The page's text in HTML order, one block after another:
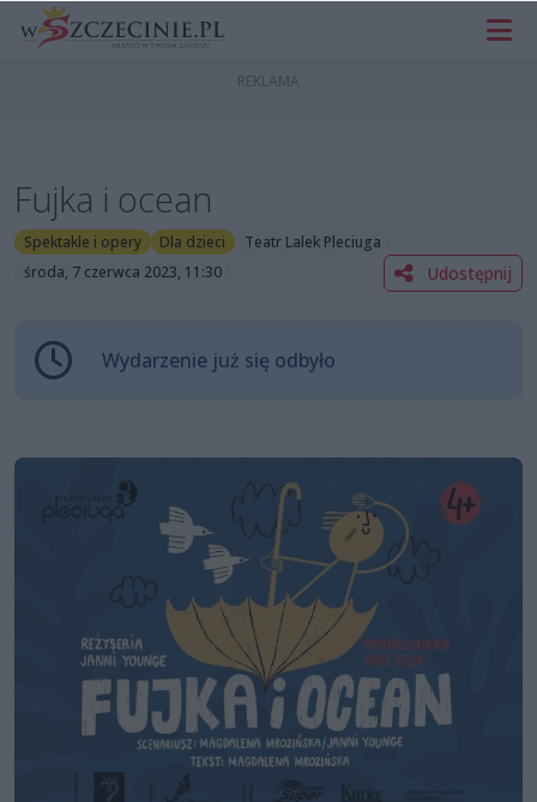
Fujka i ocean
Spektakle i opery Dla dzieci
Teatr Lalek Pleciuga
środa, 7 czerwca 2023, 11:30
Udostępnij
Wydarzenie już się odbyło